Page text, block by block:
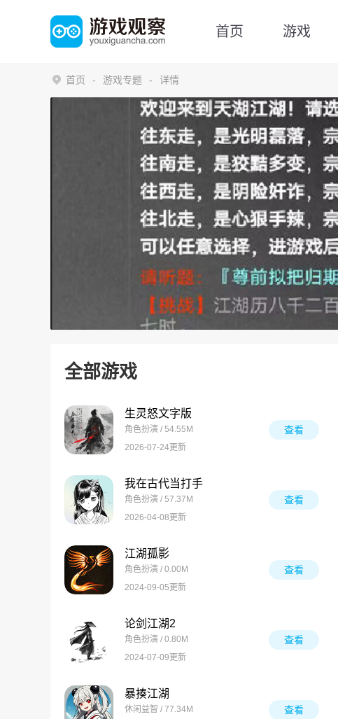
首页 游戏
首页 游戏专题 详情
全部游戏
生灵怒文字版
角色扮演 / 54.55M
2026-07-24更新
查看
我在古代当打手
角色扮演 / 57.37M
2026-04-08更新
查看
江湖孤影
角色扮演 / 0.00M
2024-09-05更新
查看
论剑江湖2
角色扮演 / 0.80M
2024-07-09更新
查看
暴揍江湖
休闲益智 / 77.34M
查看